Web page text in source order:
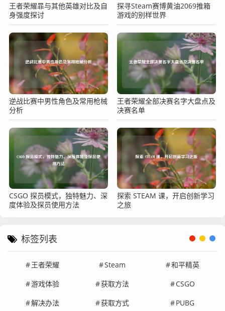
王者荣耀暃与其他英雄对比及自
身强度探讨
探寻Steam赛博黄油2069推箱
游戏的别样世界
逆战比赛中男性角色及常用枪械
分析
王者荣耀全部决赛名字大盘点及
决赛名单
CSGO 探员模式，独特魅力、深
度体验及探员使用方法
探索 STEAM 课，开启创新学习
之旅
标签列表
王者荣耀 Steam
和平精英
游戏体验
获取方法
CSGO
解决办法
获取方式 PUBG